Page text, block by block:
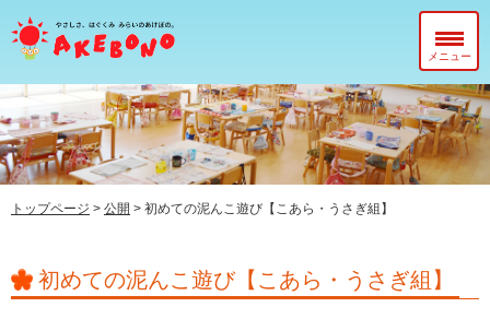
メニュー
当園について
在園児のみなさまへ
入園前のみなさまへ
トップページ > 公開 > 初めての泥んこ遊び【こあら・うさぎ組】
初めての泥んこ遊び【こあら・うさぎ組】